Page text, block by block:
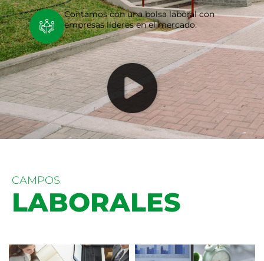
Contamos con una bolsa laboral con
empresas líderes en el mercado.
CAMPOS
LABORALES